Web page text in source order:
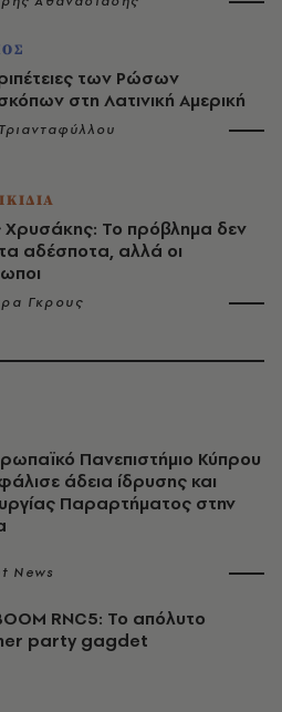
των Ρώσων
στη Λατινική Αμερική
Χρυσάκης: Το πρόβλημα δεν
τα αδέσποτα, αλλά οι
Γκρους
Πανεπιστήμιο Κύπρου
άδεια ίδρυσης και
Παραρτήματος στην
News
RNC5: Το απόλυτο
party gagdet